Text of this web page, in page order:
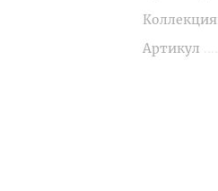
Коллекция
Артикул